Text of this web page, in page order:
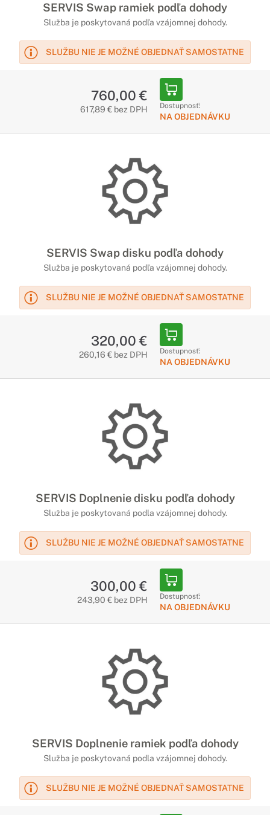
SERVIS Swap ramiek podľa dohody
Služba je poskytovaná podľa vzájomnej dohody.
SLUŽBU NIE JE MOŽNÉ OBJEDNAŤ SAMOSTATNE
760,00 €
617,89 € bez DPH Dostupnosť:
NA OBJEDNÁVKU
SERVIS Swap disku podľa dohody
Služba je poskytovaná podľa vzájomnej dohody.
SLUŽBU NIE JE MOŽNÉ OBJEDNAŤ SAMOSTATNE
320,00 €
260,16 € bez DPH Dostupnosť:
NA OBJEDNÁVKU
SERVIS Doplnenie disku podľa dohody
Služba je poskytovaná podla vzájomnej dohody.
SLUŽBU NIE JE MOŽNÉ OBJEDNAŤ SAMOSTATNE
300,00 €
243,90 € bez DPH Dostupnosť:
NA OBJEDNÁVKU
SERVIS Doplnenie ramiek podľa dohody
Služba je poskytovaná podla vzájomnej dohody.
SLUŽBU NIE JE MOŽNÉ OBJEDNAŤ SAMOSTATNE